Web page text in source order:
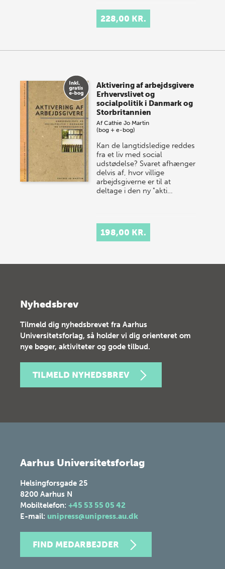
228,00 KR.
Aktivering af arbejdsgivere
Erhvervslivet og
socialpolitik i Danmark og
Storbritannien
AfCathie Jo Martin
(bog + e-bog)
Kan de langtidsledige reddes
fra et liv med social
udstødelse? Svaret afhænger
delvis af, hvor villige
arbejdsgiverne er til at
deltage i den ny "akti…
198,00 KR.
Nyhedsbrev
Tilmeld dig nyhedsbrevet fra Aarhus
Universitetsforlag, så holder vi dig orienteret om
nye bøger, aktiviteter og gode tilbud.
TILMELD NYHEDSBREV
Aarhus Universitetsforlag
Helsingforsgade 25
8200 Aarhus N
Mobiltelefon: +45 53 55 05 42
E-mail: unipress@unipress.au.dk
FIND MEDARBEJDER